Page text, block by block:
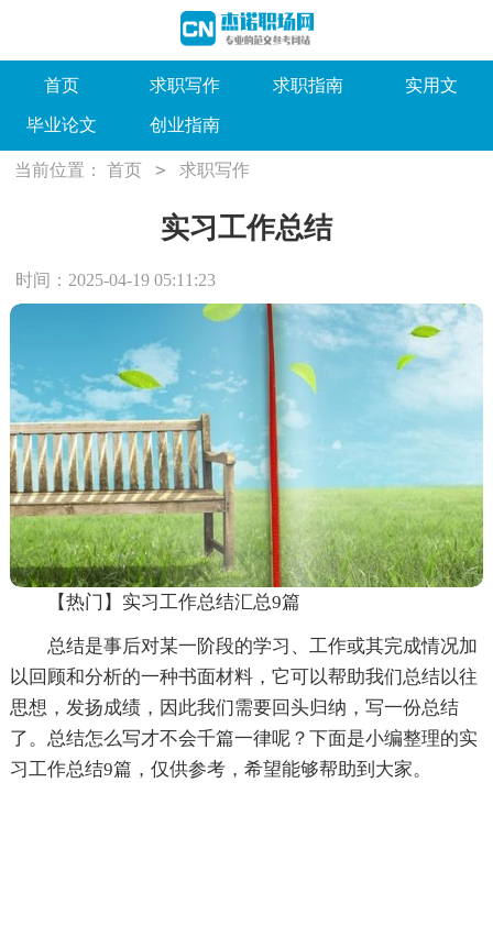
首页 求职写作 求职指南 实用文
毕业论文 创业指南
当前位置： 首页 > 求职写作
实习工作总结
时间：2025-04-19 05:11:23
【热门】实习工作总结汇总9篇
总结是事后对某一阶段的学习、工作或其完成情况加
以回顾和分析的一种书面材料，它可以帮助我们总结以往
思想，发扬成绩，因此我们需要回头归纳，写一份总结
了。总结怎么写才不会千篇一律呢？下面是小编整理的实
习工作总结9篇，仅供参考，希望能够帮助到大家。